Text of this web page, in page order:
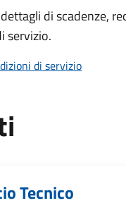
di scadenze,
servizio.
di servizio
Tecnico